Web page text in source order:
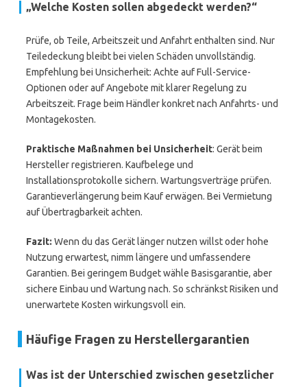
„Welche Kosten sollen abgedeckt werden?“
Prüfe, ob Teile, Arbeitszeit und Anfahrt enthalten sind. Nur
Teiledeckung bleibt bei vielen Schäden unvollständig.
Empfehlung bei Unsicherheit: Achte auf Full-Service-
Optionen oder auf Angebote mit klarer Regelung zu
Arbeitszeit. Frage beim Händler konkret nach Anfahrts- und
Montagekosten.
Praktische Maßnahmen bei Unsicherheit: Gerät beim
Hersteller registrieren. Kaufbelege und
Installationsprotokolle sichern. Wartungsverträge prüfen.
Garantieverlängerung beim Kauf erwägen. Bei Vermietung
auf Übertragbarkeit achten.
Fazit: Wenn du das Gerät länger nutzen willst oder hohe
Nutzung erwartest, nimm längere und umfassendere
Garantien. Bei geringem Budget wähle Basisgarantie, aber
sichere Einbau und Wartung nach. So schränkst Risiken und
unerwartete Kosten wirkungsvoll ein.
Häufige Fragen zu Herstellergarantien
Was ist der Unterschied zwischen gesetzlicher